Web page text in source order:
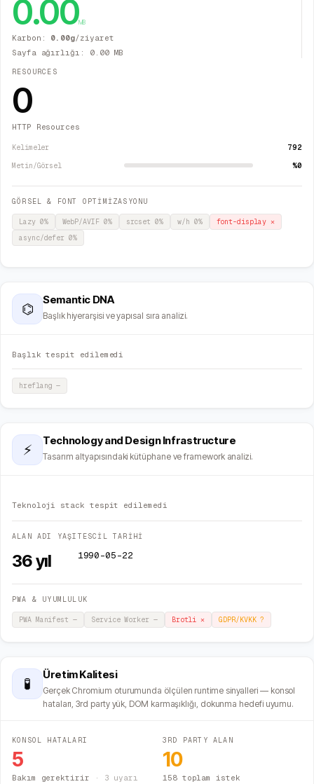
0.00MB
Karbon: 0.00g/ziyaret
Sayfa ağırlığı: 0.00MB
RESOURCES
0
HTTP Resources
Kelimeler 792
Metin/Görsel %0
GÖRSEL & FONT OPTİMİZASYONU
Lazy 0% WebP/AVIF 0% srcset0% w/h 0% font-display ✕
async/defer0%
⌬
Semantic DNA
Başlık hiyerarşisi ve yapısal sıra analizi.
Başlık tespit edilemedi
hreflang—
⚡
Technology and Design Infrastructure
Tasarım altyapısındaki kütüphane ve framework analizi.
Teknoloji stack tespit edilemedi
ALAN ADI YAŞI
36yıl
TESCİL TARİHİ
1990-05-22
PWA & UYUMLULUK
PWA Manifest— Service Worker — Brotli ✕ GDPR/KVKK?
🧪
Üretim Kalitesi
Gerçek Chromium oturumunda ölçülen runtime sinyalleri — konsol
hataları, 3rd party yük, DOM karmaşıklığı, dokunma hedefi uyumu.
KONSOL HATALARI
5
Bakım gerektirir · 3 uyarı
3RD PARTY ALAN
10
158 toplam istek